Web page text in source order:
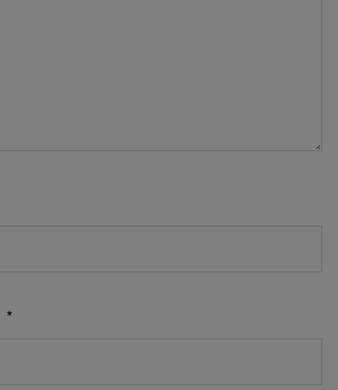
*